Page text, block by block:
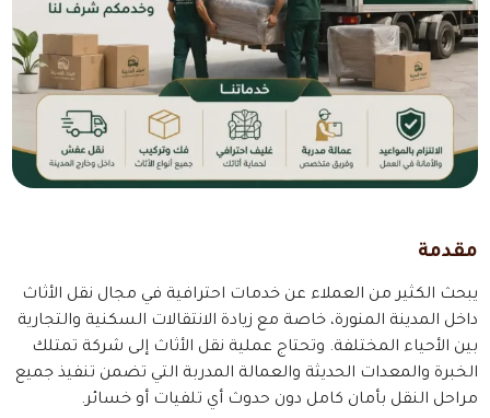
مقدمة
يبحث الكثير من العملاء عن خدمات احترافية في مجال نقل الأثاث
داخل المدينة المنورة، خاصة مع زيادة الانتقالات السكنية والتجارية
بين الأحياء المختلفة. وتحتاج عملية نقل الأثاث إلى شركة تمتلك
الخبرة والمعدات الحديثة والعمالة المدربة التي تضمن تنفيذ جميع
مراحل النقل بأمان كامل دون حدوث أي تلفيات أو خسائر.